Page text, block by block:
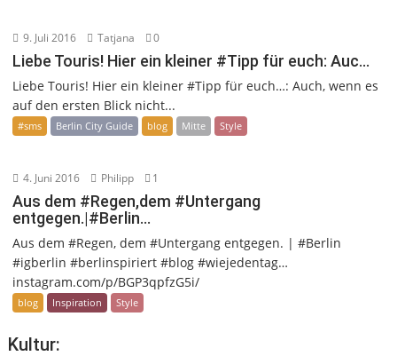
9. Juli 2016 Tatjana 0
Liebe Touris! Hier ein kleiner #Tipp für euch: Auc…
Liebe Touris! Hier ein kleiner #Tipp für euch…: Auch, wenn es
auf den ersten Blick nicht...
#sms Berlin City Guide blog Mitte Style
4. Juni 2016 Philipp 1
Aus dem #Regen,dem #Untergang
entgegen.|#Berlin…
Aus dem #Regen, dem #Untergang entgegen. | #Berlin
#igberlin #berlinspiriert #blog #wiejedentag…
instagram.com/p/BGP3qpfzG5i/
blog Inspiration Style
Kultur: